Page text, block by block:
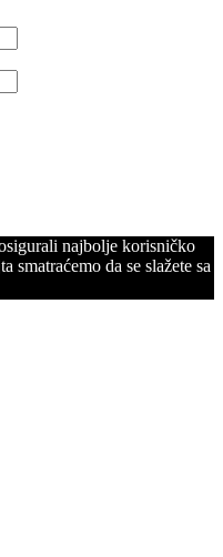
najbolje korisničko
smatraćemo da se slažete sa